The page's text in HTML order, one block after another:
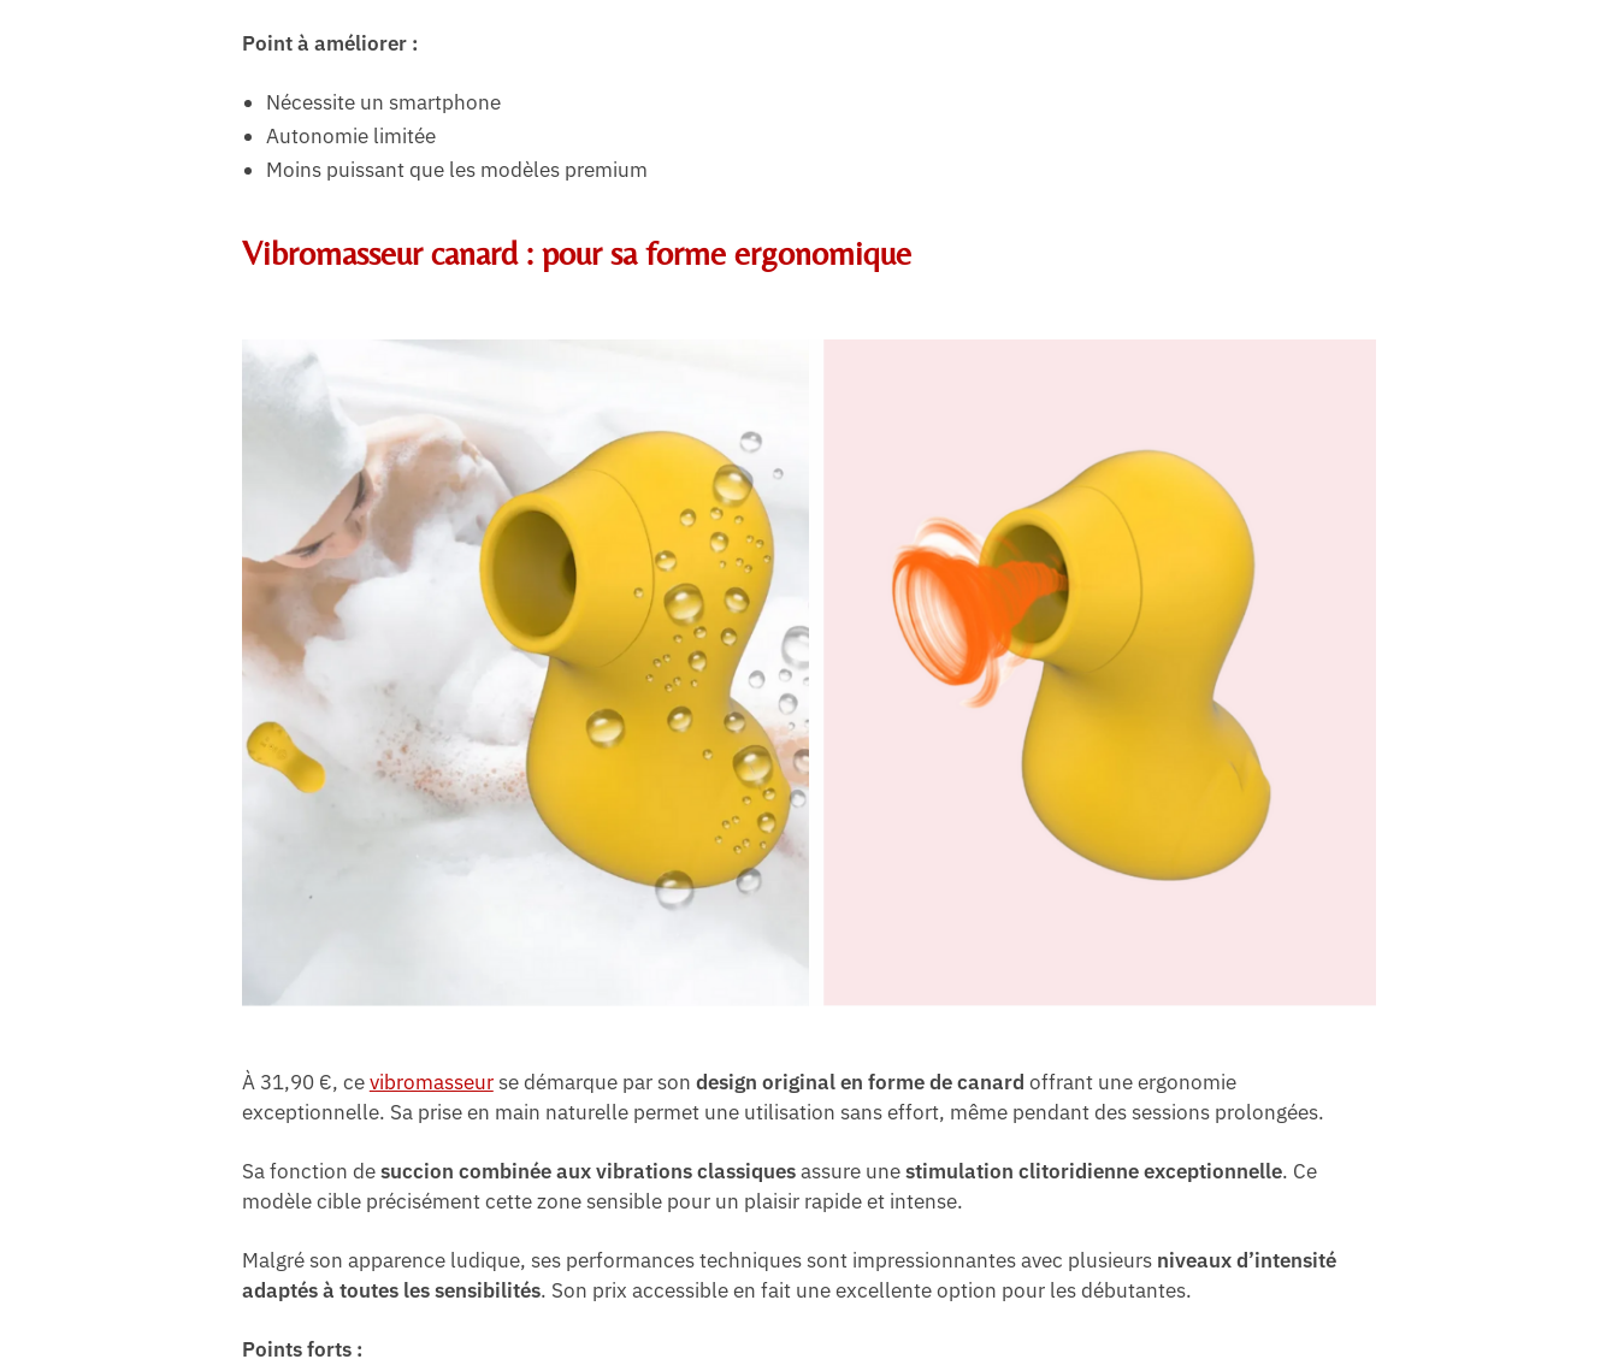
Point à améliorer :
Nécessite un smartphone
Autonomie limitée
Moins puissant que les modèles premium
Vibromasseur canard : pour sa forme ergonomique
À 31,90 €, cevibromasseurse démarque par son design original en forme de canard offrant une ergonomie
exceptionnelle. Sa prise en main naturelle permet une utilisation sans effort, même pendant des sessions prolongées.
Sa fonction desuccion combinée aux vibrations classiquesassure unestimulation clitoridienne exceptionnelle. Ce
modèle cible précisément cette zone sensible pour un plaisir rapide et intense.
Malgré son apparence ludique, ses performances techniques sont impressionnantes avec plusieurs niveaux d’intensité
adaptés à toutes les sensibilités. Son prix accessible en fait une excellente option pour les débutantes.
Points forts :